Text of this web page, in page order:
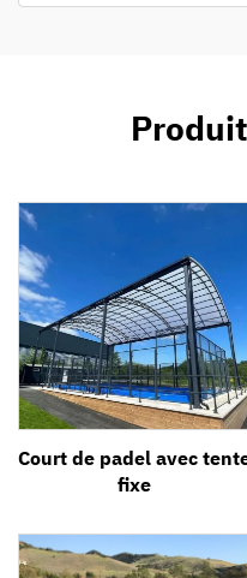
Court de padel avec
fixe